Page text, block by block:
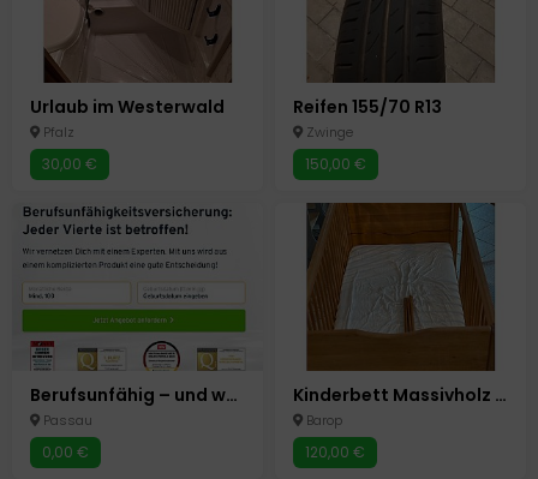
Urlaub im Westerwald
Pfalz
30,00 €
Reifen 155/70 R13
Zwinge
150,00 €
Berufsunfähig – und was dann?
Passau
0,00 €
Kinderbett Massivholz 70x140 cm
Barop
120,00 €